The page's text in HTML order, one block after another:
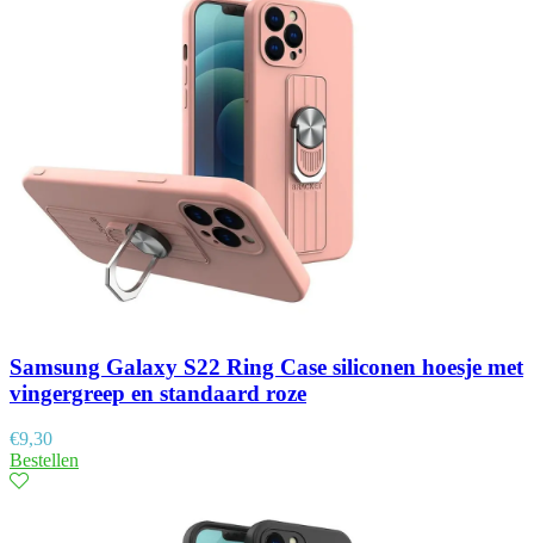
Samsung Galaxy S22 Ring Case siliconen hoesje met
vingergreep en standaard roze
€9,30
Bestellen